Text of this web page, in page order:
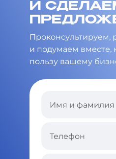
И
Проконсультируем,
и подумаем вместе,
пользу вашему